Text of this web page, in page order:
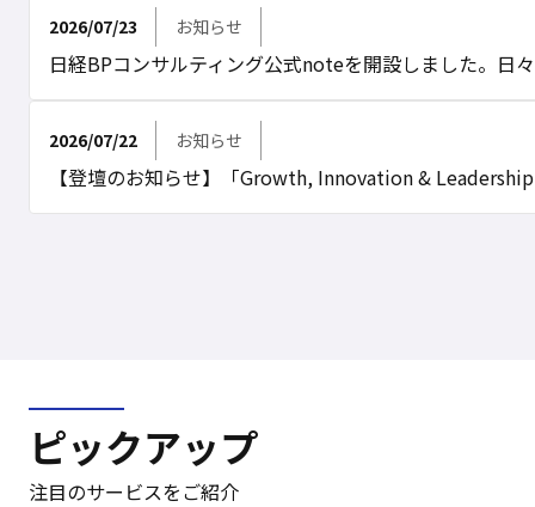
2026/07/23 お知らせ
日経BPコンサルティング公式noteを開設しました。日
2026/07/22 お知らせ
【登壇のお知らせ】「Growth, Innovation &
ピックアップ
注目のサービスをご紹介